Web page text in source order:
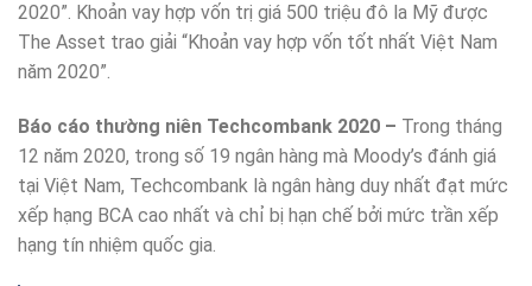
2020”. Khoản vay hợp vốn trị giá 500 triệu đô la Mỹ được
The Asset trao giải “Khoản vay hợp vốn tốt nhất Việt Nam
năm 2020”.
Báo cáo thường niên Techcombank 2020 – Trong tháng
12 năm 2020, trong số 19 ngân hàng mà Moody’s đánh giá
tại Việt Nam, Techcombank là ngân hàng duy nhất đạt mức
xếp hạng BCA cao nhất và chỉ bị hạn chế bởi mức trần xếp
hạng tín nhiệm quốc gia.